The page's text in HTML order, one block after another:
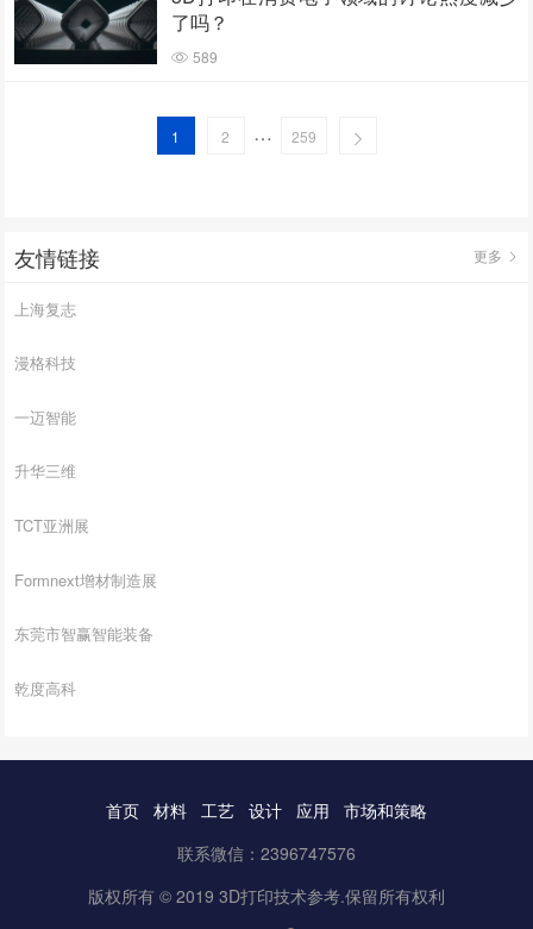
了吗？
589
1 2 … 259
友情链接 更多
上海复志
漫格科技
一迈智能
升华三维
TCT亚洲展
Formnext增材制造展
东莞市智赢智能装备
乾度高科
首页 材料 工艺 设计 应用
市场和策略
联系微信：2396747576
版权所有 © 2019 3D打印技术参考.保留所有权利